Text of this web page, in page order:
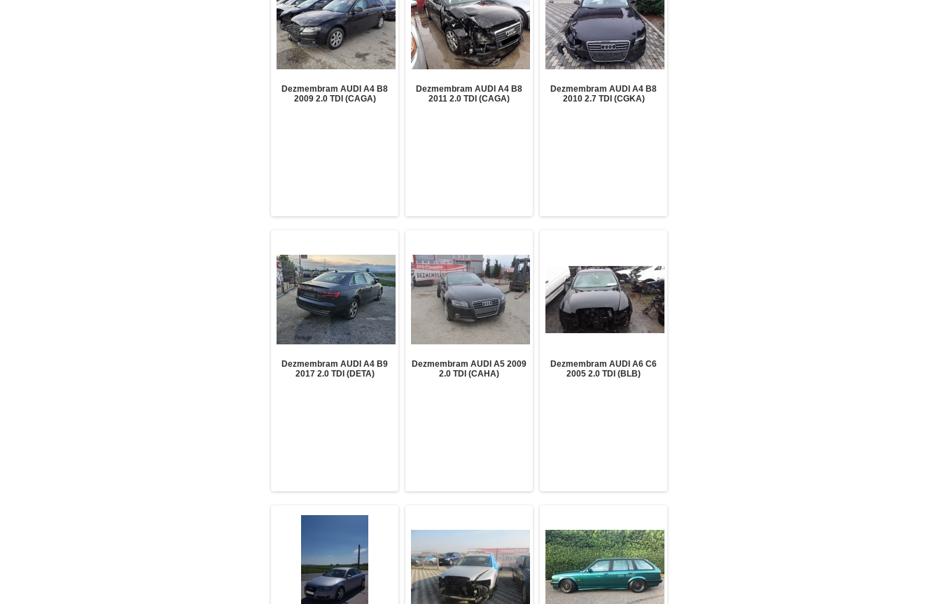
Dezmembram AUDI A4 B8
2009 2.0 TDI (CAGA)
Dezmembram AUDI A4 B8
2011 2.0 TDI (CAGA)
Dezmembram AUDI A4 B8
2010 2.7 TDI (CGKA)
Dezmembram AUDI A4 B9
2017 2.0 TDI (DETA)
Dezmembram AUDI A5 2009
2.0 TDI (CAHA)
Dezmembram AUDI A6 C6
2005 2.0 TDI (BLB)